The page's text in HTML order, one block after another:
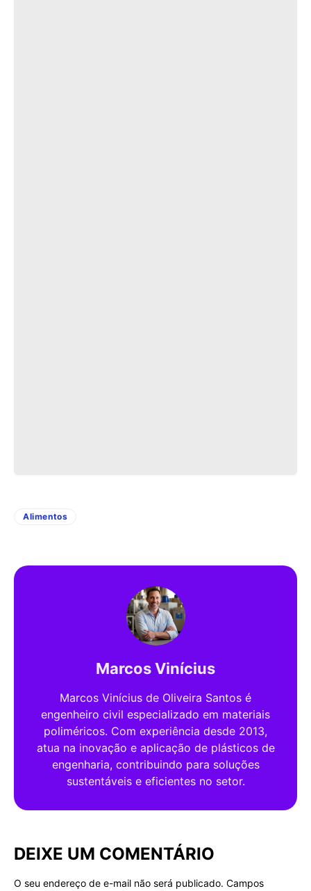
Alimentos
Marcos Vinícius
Marcos Vinícius de Oliveira Santos é
engenheiro civil especializado em materiais
poliméricos. Com experiência desde 2013,
atua na inovação e aplicação de plásticos de
engenharia, contribuindo para soluções
sustentáveis e eficientes no setor.
DEIXE UM COMENTÁRIO
O seu endereço de e-mail não será publicado. Campos
Alternative: